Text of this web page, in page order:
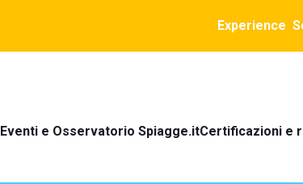
Experience
Eventi e Osservatorio Spiagge.itCertificazioni e